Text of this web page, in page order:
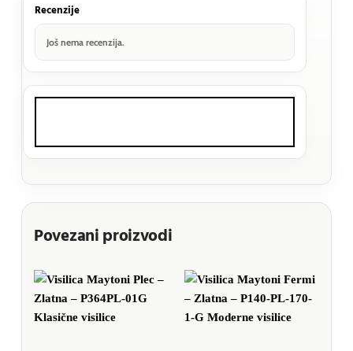
Recenzije
Još nema recenzija.
Povezani proizvodi